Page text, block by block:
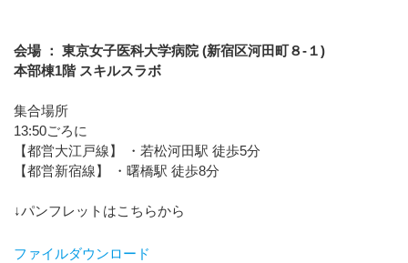
会場 ： 東京女子医科大学病院 (新宿区河田町８-１)
本部棟1階 スキルスラボ
集合場所
13:50ごろに
【都営大江戸線】 ・若松河田駅 徒歩5分
【都営新宿線】 ・曙橋駅 徒歩8分
↓パンフレットはこちらから
ファイルダウンロード